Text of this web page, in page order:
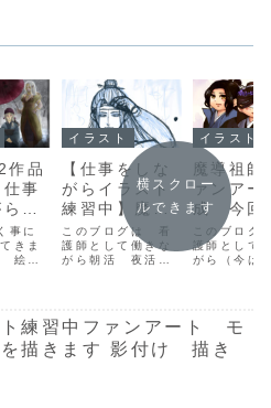
作品
事
イ
習
怪
を
事に
きま
絵を
これ
なの
かは
がと
んで
イラスト
【仕事をしな
がらイラスト
練習中】魔導
祖師 藍忘機
ラフ線の整理
このブログは 看
護師として働きな
がら朝活 夜活を
習記録ブログで
す。 今週は 順調
に進めていけてい
るなと思います習
イラスト
魔導祖
ァンアー
成 今回
ニキャ
義城3人
てみまし
このブロ
護師として
がら（今は
錯誤過程を
る練習記録
です。進行
横スクロー
ルできます
練習中ファンアート モ
きます 影付け 描き